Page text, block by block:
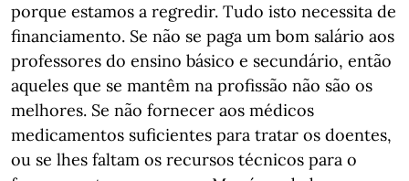
porque estamos a regredir. Tudo isto necessita de
financiamento. Se não se paga um bom salário aos
professores do ensino básico e secundário, então
aqueles que se mantêm na profissão não são os
melhores. Se não fornecer aos médicos
medicamentos suficientes para tratar os doentes,
ou se lhes faltam os recursos técnicos para o